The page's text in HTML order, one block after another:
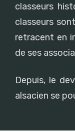
classeurs
classeurs
retracent en
de ses
Depuis, le
alsacien se